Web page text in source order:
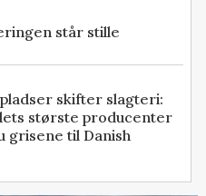
står stille
skifter slagteri:
største producenter
grisene til Danish